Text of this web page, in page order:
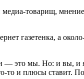
товарищ,
газетенка, а
— это мы. Но: и вы, и я
то и плюсы ставит.